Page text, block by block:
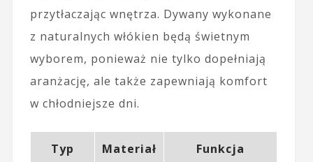
przytłaczając wnętrza. Dywany wykonane
z naturalnych włókien będą świetnym
wyborem, ponieważ nie tylko dopełniają
aranżację, ale także zapewniają komfort
w chłodniejsze dni.
Typ
Materiał Funkcja